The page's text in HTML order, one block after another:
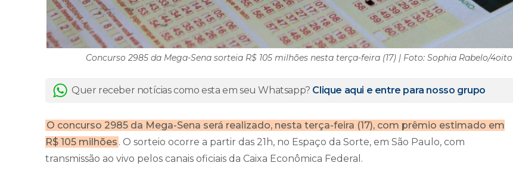
Concurso 2985 da Mega-Sena sorteia R$ 105 milhões nesta terça-feira (17) | Foto: Sophia Rabelo/4oito
Quer receber notícias como esta em seu Whatsapp? Clique aqui e entre para nosso grupo
O concurso 2985 da Mega-Sena será realizado, nesta terça-feira (17), com prêmio estimado em
R$ 105 milhões . O sorteio ocorre a partir das 21h, no Espaço da Sorte, em São Paulo, com
transmissão ao vivo pelos canais oficiais da Caixa Econômica Federal.